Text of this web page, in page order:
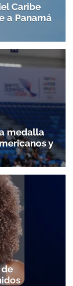
Caribe
a Panamá
medalla
y